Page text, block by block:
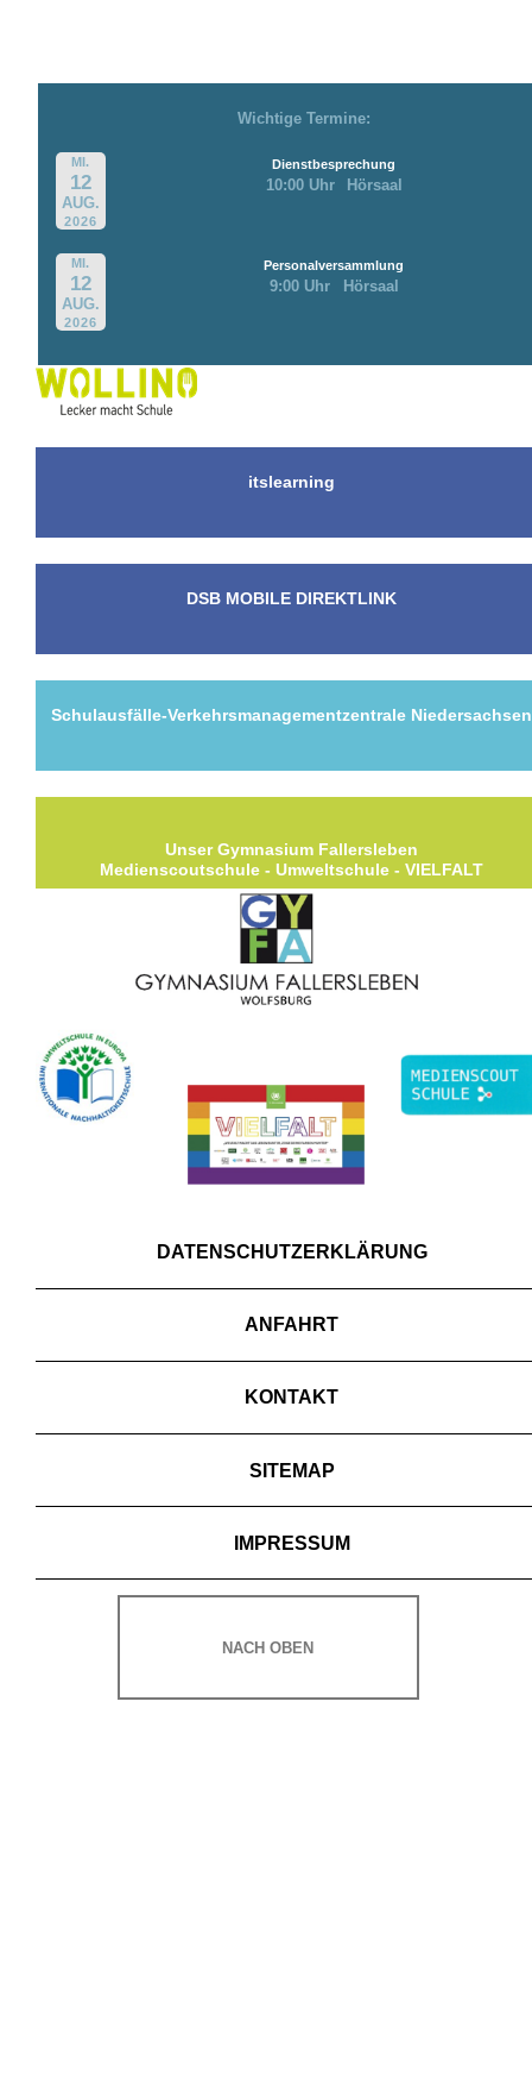
Wichtige Termine:
MI.
12
AUG.
2026
Dienstbesprechung
10:00 Uhr Hörsaal
MI.
12
AUG.
2026
Personalversammlung
9:00 Uhr Hörsaal
itslearning
DSB MOBILE DIREKTLINK
Schulausfälle-Verkehrsmanagementzentrale Niedersachsen
Unser Gymnasium Fallersleben
Medienscoutschule - Umweltschule - VIELFALT
DATENSCHUTZERKLÄRUNG
ANFAHRT
KONTAKT
SITEMAP
IMPRESSUM
NACH OBEN